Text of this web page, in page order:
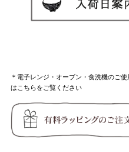
＊電子レンジ・オーブン・食洗機のご
はこちらをご覧ください